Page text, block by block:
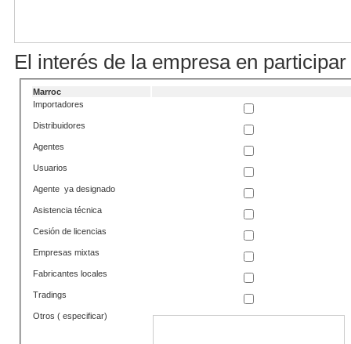
El interés de la empresa en
Marroc
Importadores
Distribuidores
Agentes
Usuarios
Agente ya designado
Asistencia técnica
Cesión de licencias
Empresas mixtas
Fabricantes locales
Tradings
Otros ( especificar)